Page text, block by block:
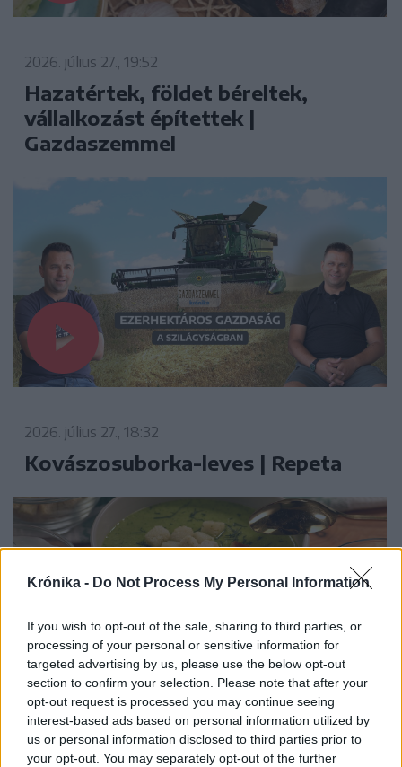
Krónika - Do Not Process My Personal Information
If you wish to opt-out of the sale, sharing to third parties, or
processing of your personal or sensitive information for
targeted advertising by us, please use the below opt-out
section to confirm your selection. Please note that after your
opt-out request is processed you may continue seeing
interest-based ads based on personal information utilized by
us or personal information disclosed to third parties prior to
your opt-out. You may separately opt-out of the further
2026. július 27., 19:52
Hazatértek, földet béreltek,
vállalkozást építettek |
Gazdaszemmel
2026. július 27., 18:32
Kovászosuborka-leves | Repeta
2026. július 19., 11:07